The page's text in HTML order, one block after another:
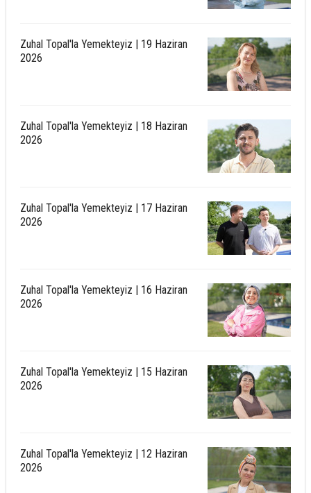
Zuhal Topal'la Yemekteyiz | 19 Haziran
2026
Zuhal Topal'la Yemekteyiz | 18 Haziran
2026
Zuhal Topal'la Yemekteyiz | 17 Haziran
2026
Zuhal Topal'la Yemekteyiz | 16 Haziran
2026
Zuhal Topal'la Yemekteyiz | 15 Haziran
2026
Zuhal Topal'la Yemekteyiz | 12 Haziran
2026